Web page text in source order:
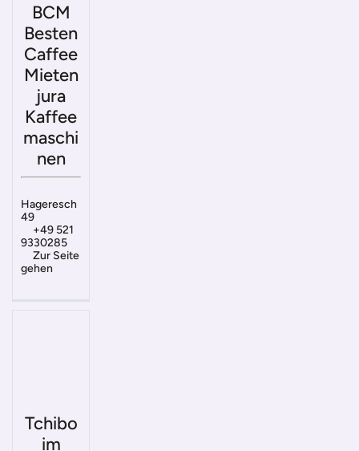
BCM
Besten
Caffee
Mieten
jura
Kaffee
maschi
nen
Hageresch
49
+49 521
9330285
Zur Seite
gehen
Tchibo
im